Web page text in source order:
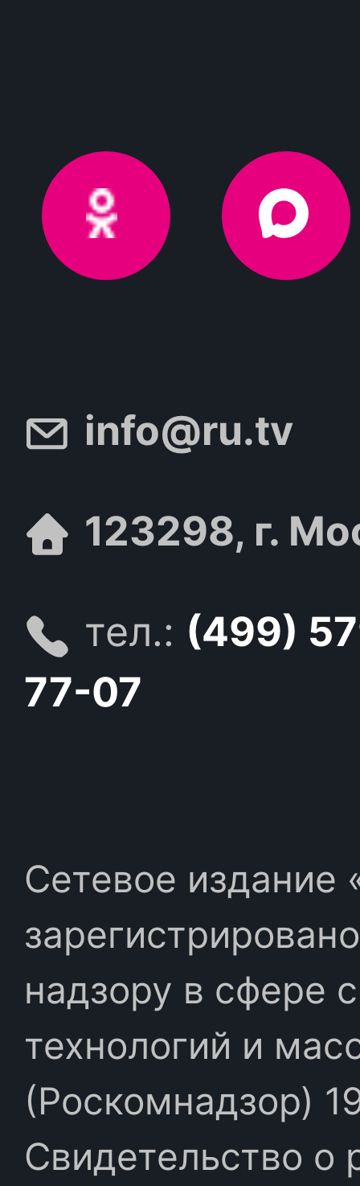
info@ru.tv
123298, г.
тел.: (499)
77-07
Сетевое издание
надзору в сфере
технологий и
(Роскомнадзор)
Свидетельство